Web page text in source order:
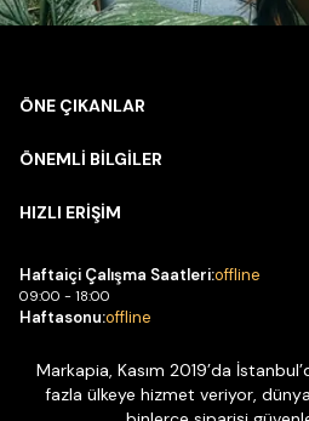
ÖNE ÇIKANLAR
ÖNEMLİ BİLGİLER
HIZLI ERİŞİM
Haftaiçi Çalışma Saatleri:offline
09:00 - 18:00
Haftasonu:offline
Markapia, Kasım 2019’da
fazla ülkeye hizmet veriyor,